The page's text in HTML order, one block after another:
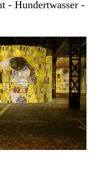
- Hundertwasser -